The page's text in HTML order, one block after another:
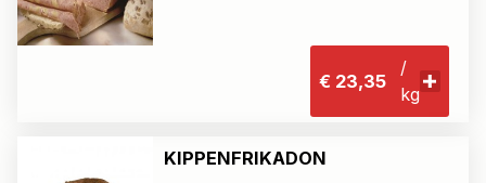
€ 23,35
/
kg
KIPPENFRIKADON